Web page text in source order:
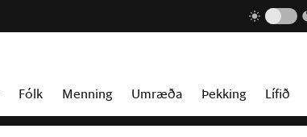
Fólk Menning Umræða Þekking Lífið